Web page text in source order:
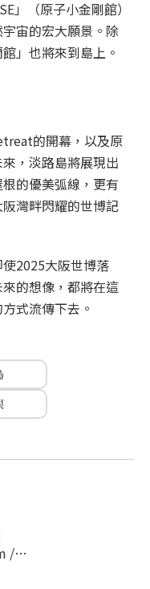
」（原子小金剛館）
宙的宏大願景。除
」也將來到島上。
的開幕，以及原
，淡路島將展現出
的優美弧線，更有
灣畔閃耀的世博記
2025大阪世博落
的想像，都將在這
式流傳下去。
/